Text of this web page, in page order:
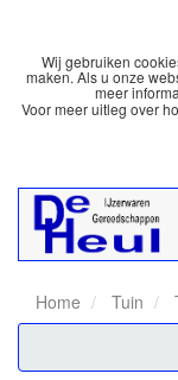
Wij gebruiken
maken. Als u onze
meer
Voor meer uitleg over
Home Tuin